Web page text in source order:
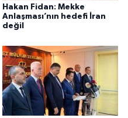
Hakan Fidan: Mekke
Anlaşması’nın hedefi İran
değil